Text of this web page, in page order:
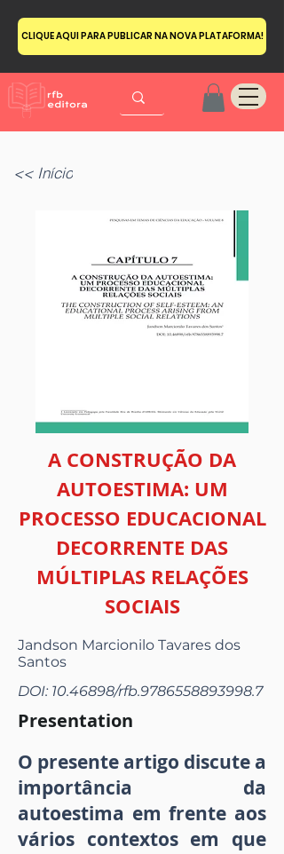
CLIQUE AQUI PARA PUBLICAR NA NOVA PLATAFORMA!
<< Início
A CONSTRUÇÃO DA
AUTOESTIMA: UM
PROCESSO EDUCACIONAL
DECORRENTE DAS
MÚLTIPLAS RELAÇÕES
SOCIAIS
Jandson Marcionilo Tavares dos
Santos
DOI: 10.46898/rfb.9786558893998.7
Presentation
O presente artigo discute a
importância da
autoestima em frente aos
vários contextos em que